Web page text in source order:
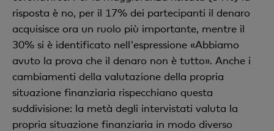
risposta è no, per il 17% dei partecipanti il denaro
acquisisce ora un ruolo più importante, mentre il
30% si è identificato nell'espressione «Abbiamo
avuto la prova che il denaro non è tutto». Anche i
cambiamenti della valutazione della propria
situazione finanziaria rispecchiano questa
suddivisione: la metà degli intervistati valuta la
propria situazione finanziaria in modo diverso